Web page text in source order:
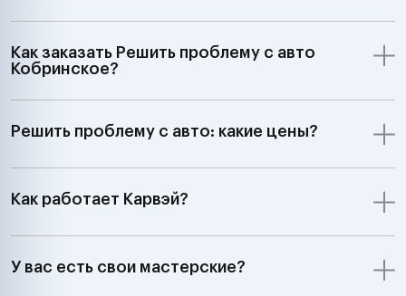
Как заказать Решить проблему с авто
Кобринское?
Решить проблему с авто: какие цены?
Как работает Карвэй?
У вас есть свои мастерские?